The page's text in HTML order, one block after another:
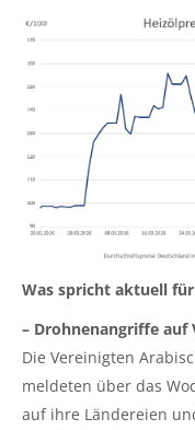
Was spricht aktuell
– Drohnenangriffe auf
Die Vereinigten
meldeten über das
auf ihre Ländereien